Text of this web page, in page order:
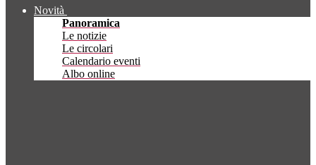
Novità
Panoramica
Le notizie
Le circolari
Calendario eventi
Albo online